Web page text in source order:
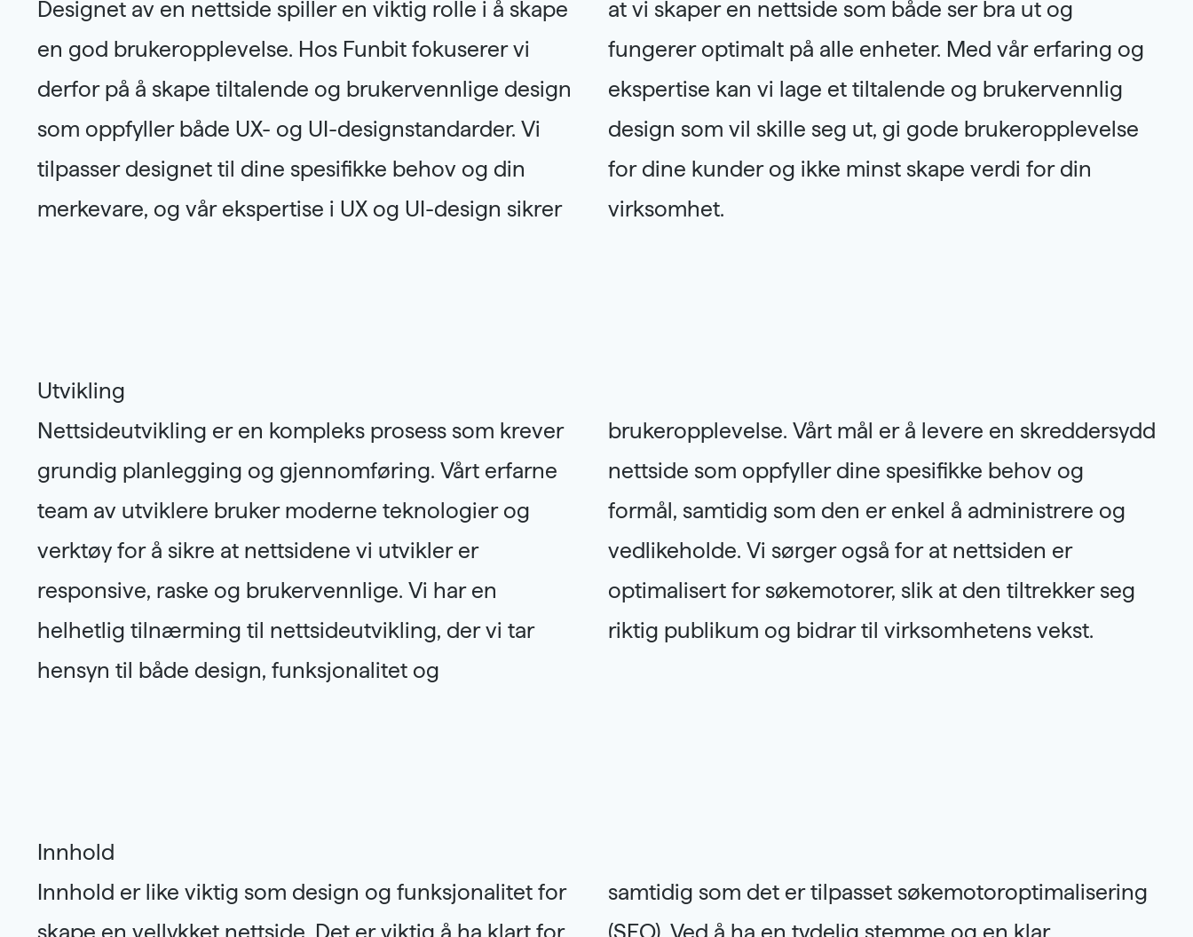
Designet av en nettside spiller en viktig rolle i å skape
en god brukeropplevelse. Hos Funbit fokuserer vi
derfor på å skape tiltalende og brukervennlige design
som oppfyller både UX- og UI-designstandarder. Vi
tilpasser designet til dine spesifikke behov og din
merkevare, og vår ekspertise i UX og UI-design sikrer
at vi skaper en nettside som både ser bra ut og
fungerer optimalt på alle enheter. Med vår erfaring og
ekspertise kan vi lage et tiltalende og brukervennlig
design som vil skille seg ut, gi gode brukeropplevelse
for dine kunder og ikke minst skape verdi for din
virksomhet.
Utvikling
Nettsideutvikling er en kompleks prosess som krever
grundig planlegging og gjennomføring. Vårt erfarne
team av utviklere bruker moderne teknologier og
verktøy for å sikre at nettsidene vi utvikler er
responsive, raske og brukervennlige. Vi har en
helhetlig tilnærming til nettsideutvikling, der vi tar
hensyn til både design, funksjonalitet og
brukeropplevelse. Vårt mål er å levere en skreddersydd
nettside som oppfyller dine spesifikke behov og
formål, samtidig som den er enkel å administrere og
vedlikeholde. Vi sørger også for at nettsiden er
optimalisert for søkemotorer, slik at den tiltrekker seg
riktig publikum og bidrar til virksomhetens vekst.
Innhold
Innhold er like viktig som design og funksjonalitet for
skape en vellykket nettside. Det er viktig å ha klart for
samtidig som det er tilpasset søkemotoroptimalisering
(SEO). Ved å ha en tydelig stemme og en klar